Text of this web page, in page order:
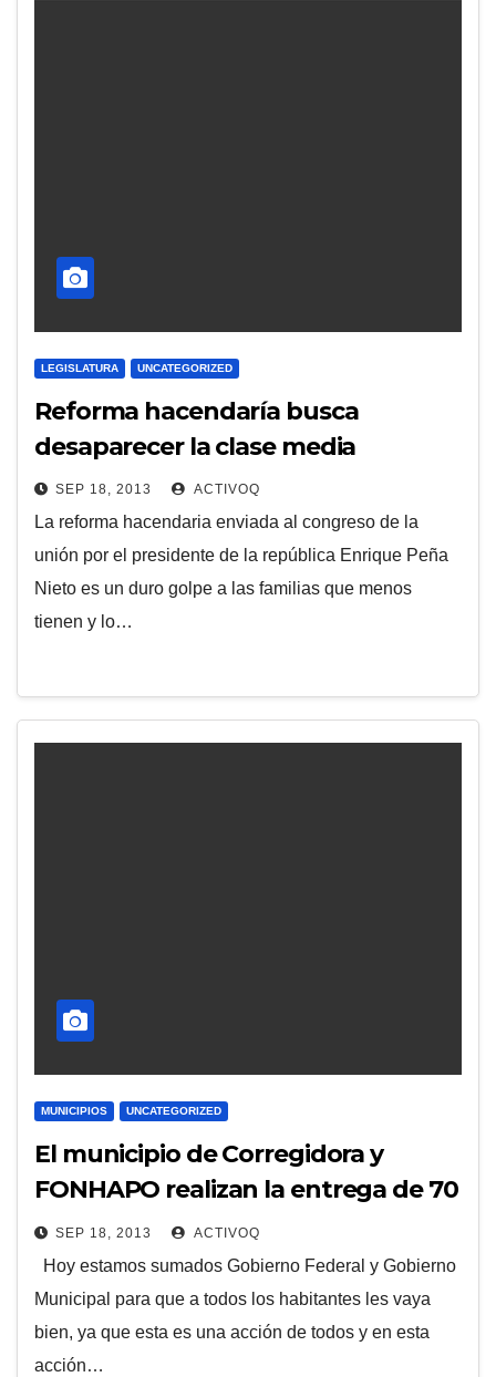
LEGISLATURA UNCATEGORIZED
Reforma hacendaría busca
desaparecer la clase media
SEP 18, 2013 ACTIVOQ
La reforma hacendaria enviada al congreso de la
unión por el presidente de la república Enrique Peña
Nieto es un duro golpe a las familias que menos
tienen y lo…
MUNICIPIOS UNCATEGORIZED
El municipio de Corregidora y
FONHAPO realizan la entrega de 70
bonos para construcción
SEP 18, 2013 ACTIVOQ
Hoy estamos sumados Gobierno Federal y Gobierno
Municipal para que a todos los habitantes les vaya
bien, ya que esta es una acción de todos y en esta
acción…